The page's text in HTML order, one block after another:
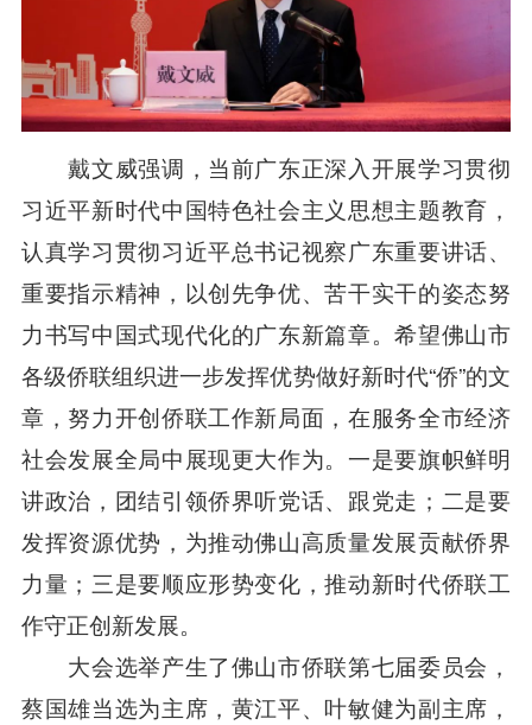
戴文威强调，当前广东正深入开展学习贯彻
习近平新时代中国特色社会主义思想主题教育，
认真学习贯彻习近平总书记视察广东重要讲话、
重要指示精神，以创先争优、苦干实干的姿态努
力书写中国式现代化的广东新篇章。希望佛山市
各级侨联组织进一步发挥优势做好新时代“侨”的文
章，努力开创侨联工作新局面，在服务全市经济
社会发展全局中展现更大作为。一是要旗帜鲜明
讲政治，团结引领侨界听党话、跟党走；二是要
发挥资源优势，为推动佛山高质量发展贡献侨界
力量；三是要顺应形势变化，推动新时代侨联工
作守正创新发展。
大会选举产生了佛山市侨联第七届委员会，
蔡国雄当选为主席，黄江平、叶敏健为副主席，